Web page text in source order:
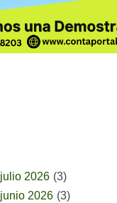
julio 2026 (3)
junio 2026 (3)